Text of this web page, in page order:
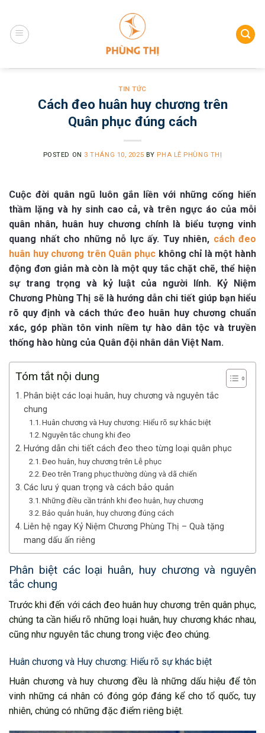
content
TIN TỨC
Cách đeo huân huy chương trên
Quân phục đúng cách
POSTED ON 3 THÁNG 10, 2025 BY PHA LÊ PHÙNG THỊ
Cuộc đời quân ngũ luôn gắn liền với những cống hiến
thầm lặng và hy sinh cao cả, và trên ngực áo của mỗi
quân nhân, huân huy chương chính là biểu tượng vinh
quang nhất cho những nỗ lực ấy. Tuy nhiên, cách đeo
huân huy chương trên Quân phục không chỉ là một hành
động đơn giản mà còn là một quy tắc chặt chẽ, thể hiện
sự trang trọng và kỷ luật của người lính. Kỷ Niệm
Chương Phùng Thị sẽ là hướng dẫn chi tiết giúp bạn hiểu
rõ quy định và cách thức đeo huân huy chương chuẩn
xác, góp phần tôn vinh niềm tự hào dân tộc và truyền
thống hào hùng của Quân đội nhân dân Việt Nam.
Tóm tắt nội dung
Phân biệt các loại huân, huy chương và nguyên tắc
chung
Huân chương và Huy chương: Hiểu rõ sự khác biệt
Nguyên tắc chung khi đeo
Hướng dẫn chi tiết cách đeo theo từng loại quân phục
Đeo huân, huy chương trên Lễ phục
Đeo trên Trang phục thường dùng và dã chiến
Các lưu ý quan trọng và cách bảo quản
Những điều cần tránh khi đeo huân, huy chương
Bảo quản huân, huy chương đúng cách
Liên hệ ngay Kỷ Niệm Chương Phùng Thị – Quà tặng
mang dấu ấn riêng
Phân biệt các loại huân, huy chương và nguyên
tắc chung
Trước khi đến với cách đeo huân huy chương trên quân phục,
chúng ta cần hiểu rõ những loại huân, huy chương khác nhau,
cũng như nguyên tắc chung trong việc đeo chúng.
Huân chương và Huy chương: Hiểu rõ sự khác biệt
Huân chương và huy chương đều là những dấu hiệu để tôn
vinh những cá nhân có đóng góp đáng kể cho tổ quốc, tuy
nhiên, chúng có những đặc điểm riêng biệt.